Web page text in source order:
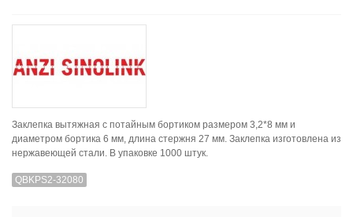
Заклепка вытяжная с потайным бортиком размером 3,2*8 мм и
диаметром бортика 6 мм, длина стержня 27 мм. Заклепка изготовлена из
нержавеющей стали. В упаковке 1000 штук.
QBKPS2-32080